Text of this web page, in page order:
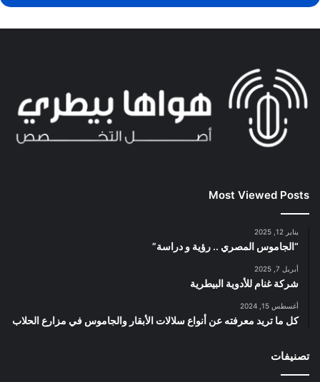
Most Viewed Posts
يناير 12, 2025
“الجاموس المصري .. رؤية و دراسة”
أبريل 7, 2025
شركة غنام للأدوية البيطرية
أغسطس 15, 2024
كل ما تريد معرفته عن أنواع سلالات الأبقار والجاموس في مزارع الحلاب
تصنيفات